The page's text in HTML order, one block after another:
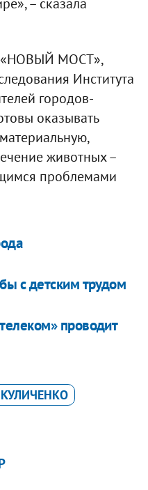
«НОВЫЙ МОСТ»,
Института
городов-
оказывать
животных –
проблемами
с детским трудом
проводит